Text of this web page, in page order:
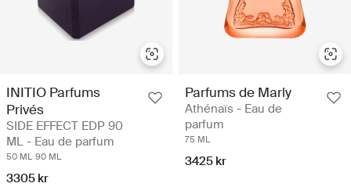
INITIO Parfums
Privés
SIDE EFFECT EDP 90
ML - Eau de parfum
50 ML 90 ML
3305 kr
Parfums de Marly
Athénaïs - Eau de
parfum
75 ML
3425 kr